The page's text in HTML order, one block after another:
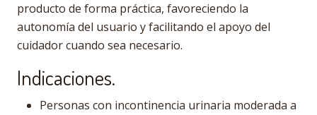
producto de forma práctica, favoreciendo la
autonomía del usuario y facilitando el apoyo del
cuidador cuando sea necesario.
Indicaciones.
Personas con incontinencia urinaria moderada a